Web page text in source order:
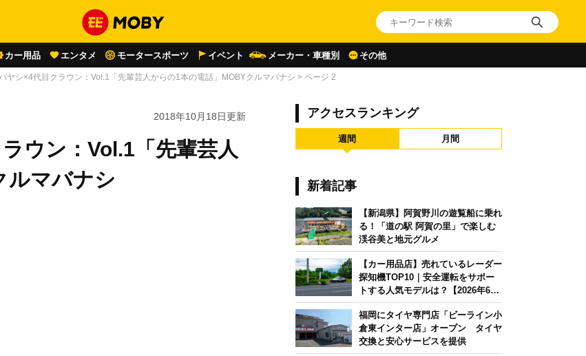
カー用品 エンタメ モータースポーツ イベント メーカー・車種別 その他
ヤシ×4代目クラウン：Vol.1「先輩芸人からの1本の電話」MOBYクルマバナシ > ページ 2
2018年10月18日更新
ウン：Vol.1「先輩芸人
ルマバナシ
アクセスランキング
週間 月間
新着記事
【新潟県】阿賀野川の遊覧船に乗れ
る！「道の駅 阿賀の里」で楽しむ
渓谷美と地元グルメ
【カー用品店】売れているレーダー
探知機TOP10｜安全運転をサポー
トする人気モデルは？【2026年6月
版】
福岡にタイヤ専門店「ビーライン小
倉東インター店」オープン タイヤ
交換と安心サービスを提供